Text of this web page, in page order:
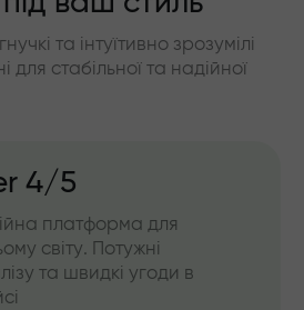
та інтуїтивно зрозумілі
для стабільної та надійної
4/5
платформа для
світу. Потужні
та швидкі угоди в